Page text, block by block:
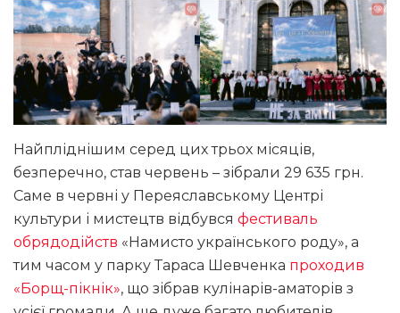
Найпліднішим серед цих трьох місяців,
безперечно, став червень – зібрали 29 635 грн.
Саме в червні у Переяславському Центрі
культури і мистецтв відбувся фестиваль
обрядодійств «Намисто українського роду», а
тим часом у парку Тараса Шевченка проходив
«Борщ-пікнік», що зібрав кулінарів-аматорів з